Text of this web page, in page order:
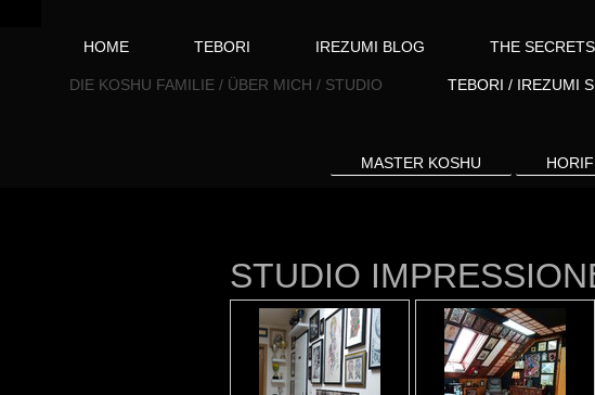
HOME TEBORI IREZUMI BLOG THE
DIE KOSHU FAMILIE / ÜBER MICH / STUDIO TEBORI / IREZUMI
MASTER KOSHU
STUDIO